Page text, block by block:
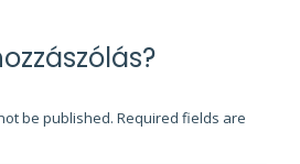
be published. Required fields are